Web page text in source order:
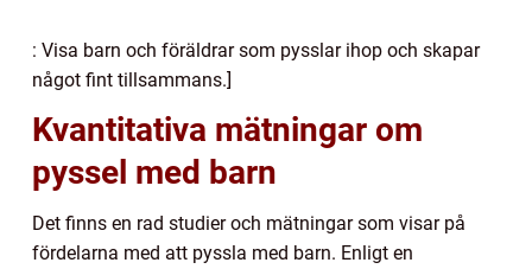
: Visa barn och föräldrar som pysslar ihop och skapar
något fint tillsammans.]
Kvantitativa mätningar om
pyssel med barn
Det finns en rad studier och mätningar som visar på
fördelarna med att pyssla med barn. Enligt en